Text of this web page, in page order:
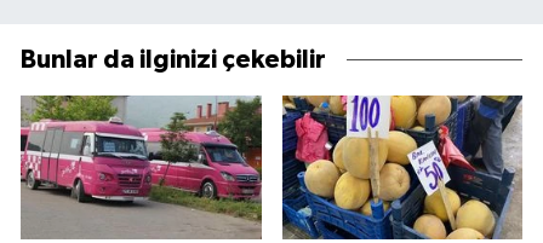
Bunlar da ilginizi çekebilir